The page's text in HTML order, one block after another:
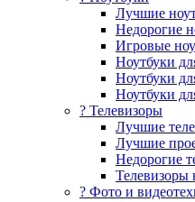
Лучшие
Недорогие
Игровые
Ноутбуки
Ноутбуки
Ноутбуки
? Телевизоры
Лучшие
Лучшие
Недорогие
Телевизоры
? Фото и